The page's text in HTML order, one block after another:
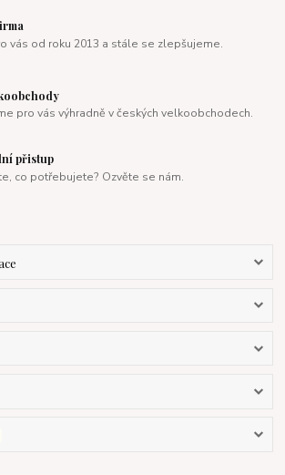
vás od roku 2013 a stále se zlepšujeme.
pro vás výhradně v českých velkoobchodech.
přistup
co potřebujete? Ozvěte se nám.